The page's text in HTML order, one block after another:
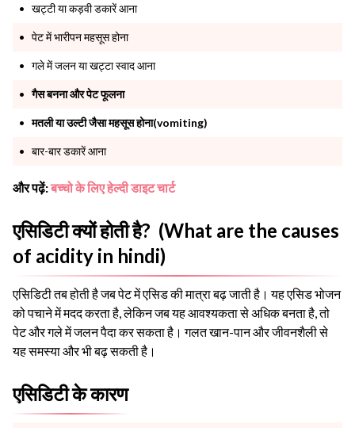
खट्टी या कड़वी डकारें आना
पेट में भारीपन महसूस होना
गले में जलन या खट्टा स्वाद आना
गैस बनना और पेट फूलना
मतली या उल्टी जैसा महसूस होना(vomiting)
बार-बार डकारें आना
और पढ़ें:बच्चो के लिए हेल्दी डाइट चार्ट
एसिडिटी क्यों होती है? (What are the causes
of acidity in hindi)
एसिडिटी तब होती है जब पेट में एसिड की मात्रा बढ़ जाती है। यह एसिड भोजन
को पचाने में मदद करता है, लेकिन जब यह आवश्यकता से अधिक बनता है, तो
पेट और गले में जलन पैदा कर सकता है। गलत खान-पान और जीवनशैली से
यह समस्या और भी बढ़ सकती है।
एसिडिटी के कारण